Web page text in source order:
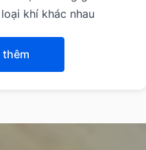
khí khác nhau
thêm